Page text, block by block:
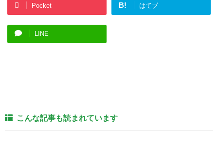
Pocket B! はてブ
LINE
こんな記事も読まれています